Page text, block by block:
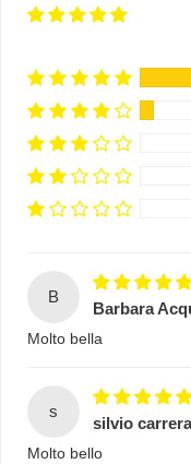
B
Barbara
Molto bella
s
silvio carrera
Molto bello